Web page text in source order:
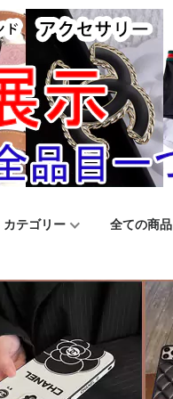
カテゴリー 全ての商品